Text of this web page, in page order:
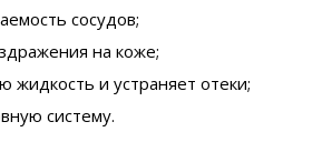
сосудов;
на коже;
и устраняет отеки;
систему.